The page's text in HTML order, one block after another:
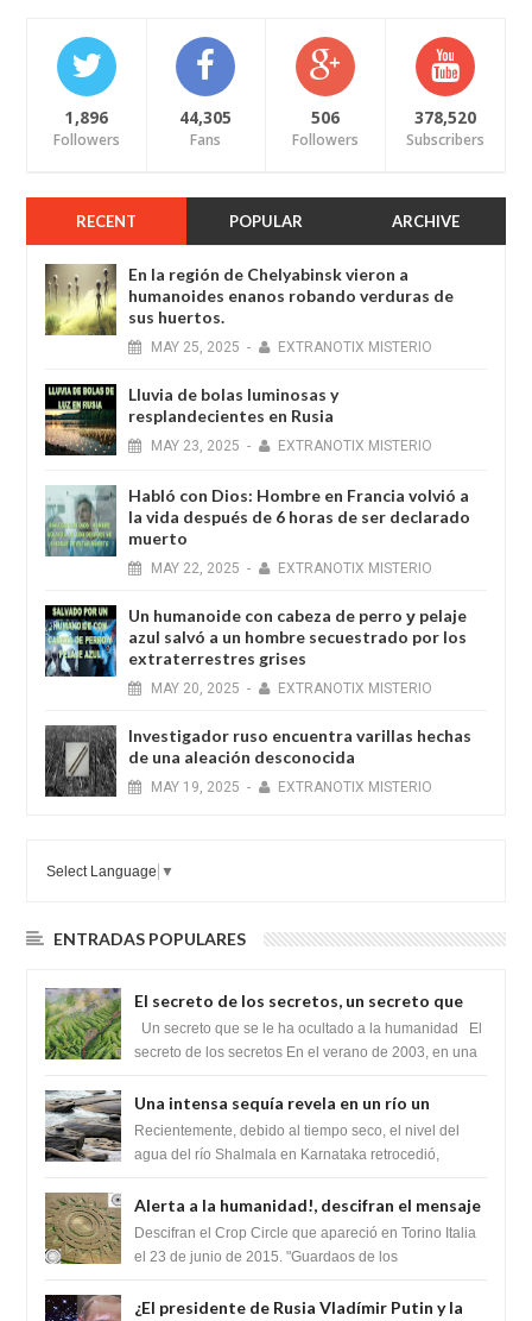
1,896
Followers
44,305
Fans
506
Followers
378,520
Subscribers
RECENT POPULAR ARCHIVE
En la región de Chelyabinsk vieron a
humanoides enanos robando verduras de
sus huertos.
MAY 25, 2025 - EXTRANOTIX MISTERIO
Lluvia de bolas luminosas y
resplandecientes en Rusia
MAY 23, 2025 - EXTRANOTIX MISTERIO
Habló con Dios: Hombre en Francia volvió a
la vida después de 6 horas de ser declarado
muerto
MAY 22, 2025 - EXTRANOTIX MISTERIO
Un humanoide con cabeza de perro у pelaje
azul salvó a un hombre secuestrado por los
extraterrestres grises
MAY 20, 2025 - EXTRANOTIX MISTERIO
Investigador ruso encuentra varillas hechas
de una aleación desconocida
MAY 19, 2025 - EXTRANOTIX MISTERIO
Select Language ▼
ENTRADAS POPULARES
El secreto de los secretos, un secreto que
cambiaría por completo el destino de la
humanidad
Un secreto que se le ha ocultado a la humanidad El
secreto de los secretos En el verano de 2003, en una
Una intensa sequía revela en un río un
impresionante hallazgo de miles de Shiva
Lingas
Recientemente, debido al tiempo seco, el nivel del
agua del río Shalmala en Karnataka retrocedió,
Alerta a la humanidad!, descifran el mensaje
del Crop Circle de Torino ,Italia
Descifran el Crop Circle que apareció en Torino Italia
el 23 de junio de 2015. "Guardaos de los
¿El presidente de Rusia Vladímir Putin y la